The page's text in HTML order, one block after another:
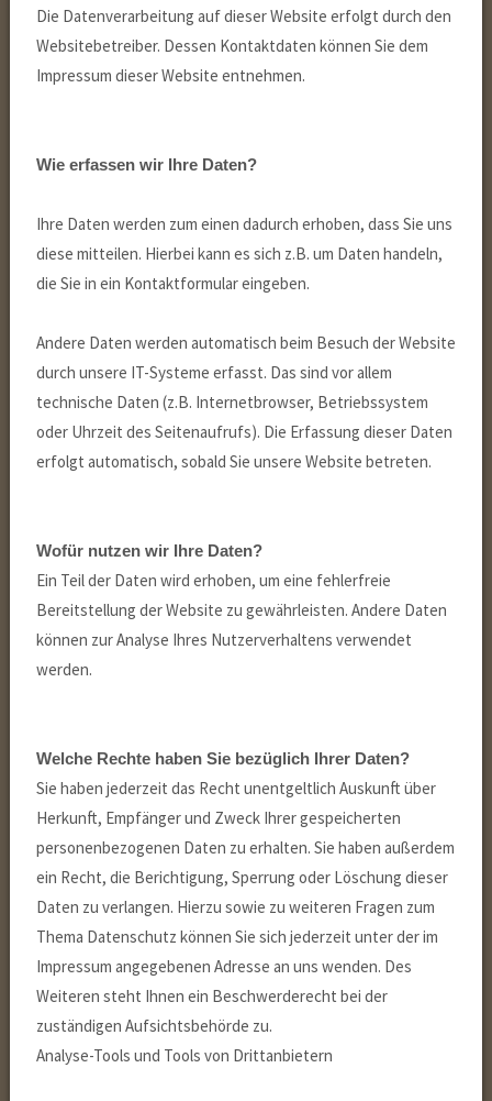
Die Datenverarbeitung auf dieser Website erfolgt durch den
Websitebetreiber. Dessen Kontaktdaten können Sie dem
Impressum dieser Website entnehmen.
Wie erfassen wir Ihre Daten?
Ihre Daten werden zum einen dadurch erhoben, dass Sie uns
diese mitteilen. Hierbei kann es sich z.B. um Daten handeln,
die Sie in ein Kontaktformular eingeben.
Andere Daten werden automatisch beim Besuch der Website
durch unsere IT-Systeme erfasst. Das sind vor allem
technische Daten (z.B. Internetbrowser, Betriebssystem
oder Uhrzeit des Seitenaufrufs). Die Erfassung dieser Daten
erfolgt automatisch, sobald Sie unsere Website betreten.
Wofür nutzen wir Ihre Daten?
Ein Teil der Daten wird erhoben, um eine fehlerfreie
Bereitstellung der Website zu gewährleisten. Andere Daten
können zur Analyse Ihres Nutzerverhaltens verwendet
werden.
Welche Rechte haben Sie bezüglich Ihrer Daten?
Sie haben jederzeit das Recht unentgeltlich Auskunft über
Herkunft, Empfänger und Zweck Ihrer gespeicherten
personenbezogenen Daten zu erhalten. Sie haben außerdem
ein Recht, die Berichtigung, Sperrung oder Löschung dieser
Daten zu verlangen. Hierzu sowie zu weiteren Fragen zum
Thema Datenschutz können Sie sich jederzeit unter der im
Impressum angegebenen Adresse an uns wenden. Des
Weiteren steht Ihnen ein Beschwerderecht bei der
zuständigen Aufsichtsbehörde zu.
Analyse-Tools und Tools von Drittanbietern